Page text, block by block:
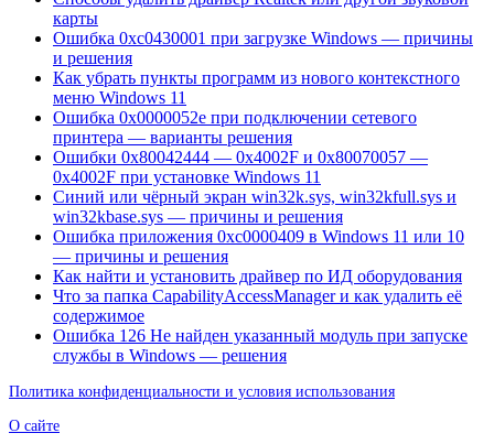
карты
Ошибка 0xc0430001 при загрузке Windows — причины
и решения
Как убрать пункты программ из нового контекстного
меню Windows 11
Ошибка 0x0000052e при подключении сетевого
принтера — варианты решения
Ошибки 0x80042444 — 0x4002F и 0x80070057 —
0x4002F при установке Windows 11
Синий или чёрный экран win32k.sys, win32kfull.sys и
win32kbase.sys — причины и решения
Ошибка приложения 0xc0000409 в Windows 11 или 10
— причины и решения
Как найти и установить драйвер по ИД оборудования
Что за папка CapabilityAccessManager и как удалить её
содержимое
Ошибка 126 Не найден указанный модуль при запуске
службы в Windows — решения
Политика конфиденциальности и условия использования
О сайте